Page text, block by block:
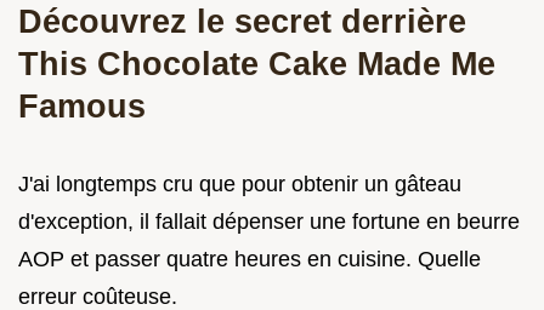
Découvrez le secret derrière
This Chocolate Cake Made Me
Famous
J'ai longtemps cru que pour obtenir un gâteau
d'exception, il fallait dépenser une fortune en beurre
AOP et passer quatre heures en cuisine. Quelle
erreur coûteuse.